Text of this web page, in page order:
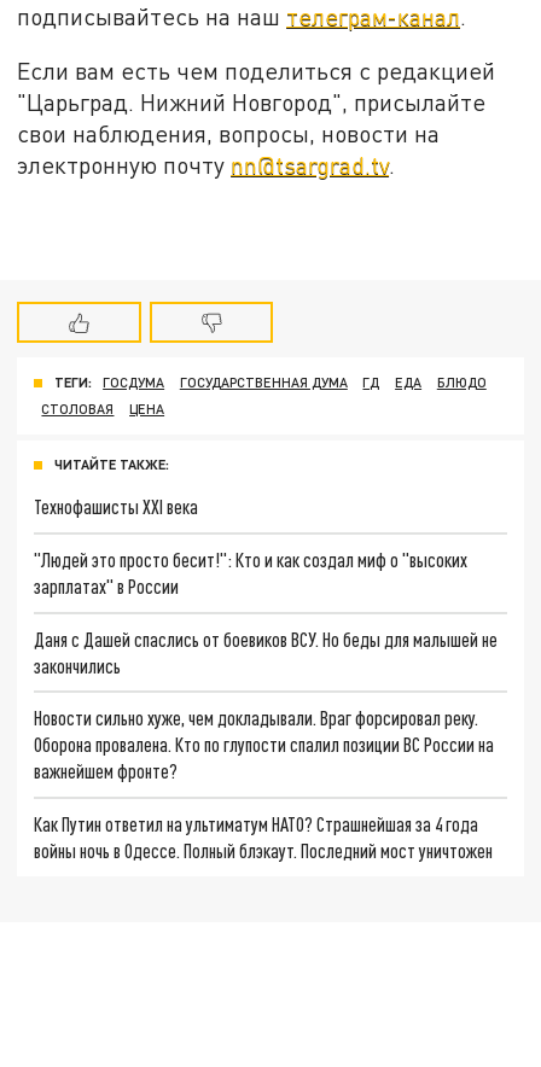
подписывайтесь на наш телеграм-канал
Если вам есть чем поделиться с редакцией
"Царьград. Нижний Новгород", присылайте
свои наблюдения, вопросы, новости на
электронную почту nn@tsargrad.tv.
ТЕГИ: ГОСДУМА ГОСУДАРСТВЕННАЯ ДУМА ГД ЕДА
БЛЮДО
СТОЛОВАЯ
ЦЕНА
ЧИТАЙТЕ ТАКЖЕ:
Технофашисты XXI века
"Людей это просто бесит!": Кто и как создал миф о "высоких
зарплатах" в России
Даня с Дашей спаслись от боевиков ВСУ. Но беды для малышей не
закончились
Новости сильно хуже, чем докладывали. Враг форсировал реку.
Оборона провалена. Кто по глупости спалил позиции ВС России на
важнейшем фронте?
Как Путин ответил на ультиматум НАТО? Страшнейшая за 4 года
войны ночь в Одессе. Полный блэкаут. Последний мост уничтожен